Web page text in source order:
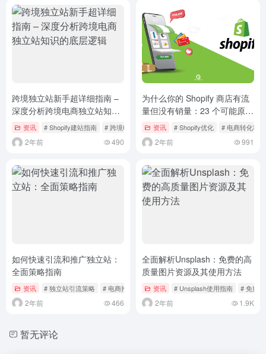
跨境独立站新手超详细指南 –
深度分析跨境电商独立站知识
的底层逻辑
资讯 # Shopify建站指南 # 跨境电商独立站
2年前 490
为什么你的 Shopify 商店有流
量但没有销量：23 个可能原因
及解决方案
资讯 # Shopify优化 # 电商转化率
2年前 991
如何快速引流和推广独立站：
全面策略指南
资讯 # 独立站引流策略 # 电商推广技巧
2年前 466
全面解析Unsplash：免费的高
质量图片资源及其使用方法
资讯 # Unsplash使用指南 # 免费
2年前 1.9K
暂无评论